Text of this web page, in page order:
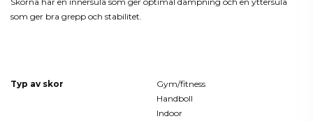
som ger bra grepp och stabilitet.
Typ av skor
Gym/fitness
Handboll
Indoor